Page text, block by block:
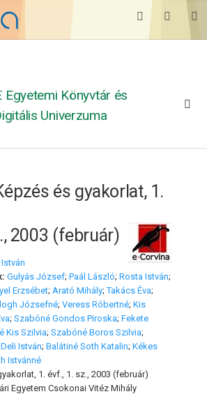
Egyetemi Könyvtár és
Univerzuma
és gyakorlat, 1.
2003 (február)
Gulyás József; Paál László; Rosta István;
Erzsébet; Arató Mihály;Takács Éva;
Józsefné; Veress Róbertné; Kis
; Szabóné Gondos Piroska; Fekete
Kis Szilvia; Szabóné Boros Szilvia;
Deli István; Balátiné Soth Katalin; Kékes
Istvánné
1. évf., 1. sz., 2003 (február)
Egyetem Csokonai Vitéz Mihály